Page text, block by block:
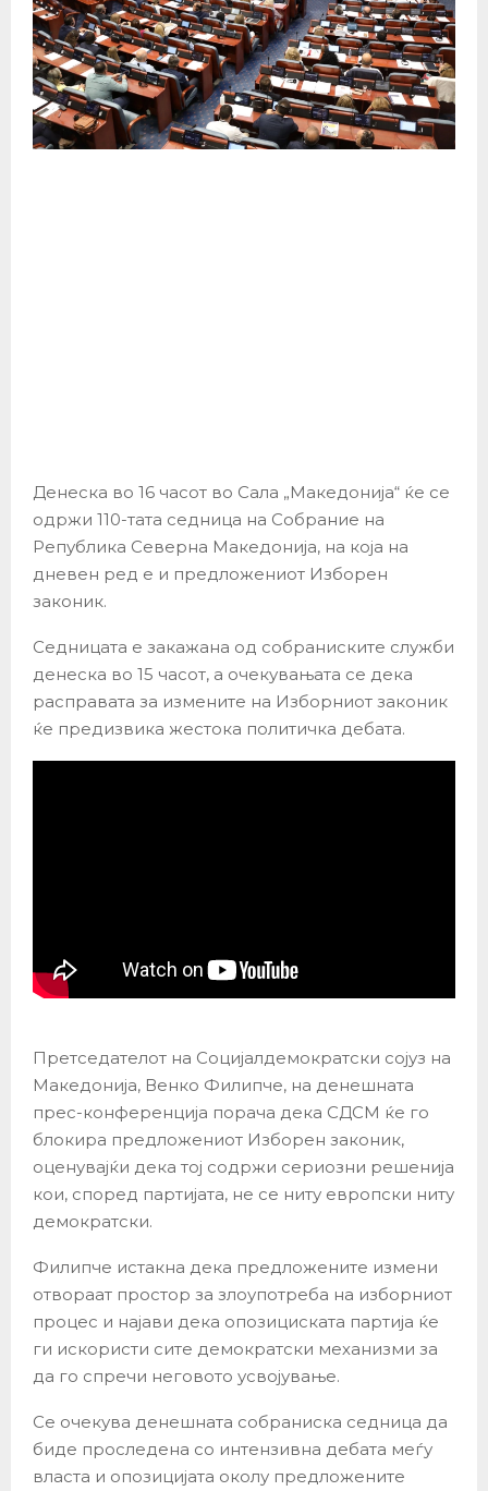
Денеска во 16 часот во Сала „Македонија“ ќе се
одржи 110-тата седница на Собрание на
Република Северна Македонија, на која на
дневен ред е и предложениот Изборен
законик.
Седницата е закажана од собраниските служби
денеска во 15 часот, а очекувањата се дека
расправата за измените на Изборниот законик
ќе предизвика жестока политичка дебата.
Претседателот на Социјалдемократски сојуз на
Македонија, Венко Филипче, на денешната
прес-конференција порача дека СДСМ ќе го
блокира предложениот Изборен законик,
оценувајќи дека тој содржи сериозни решенија
кои, според партијата, не се ниту европски ниту
демократски.
Филипче истакна дека предложените измени
отвораат простор за злоупотреба на изборниот
процес и најави дека опозициската партија ќе
ги искористи сите демократски механизми за
да го спречи неговото усвојување.
Се очекува денешната собраниска седница да
биде проследена со интензивна дебата меѓу
власта и опозицијата околу предложените